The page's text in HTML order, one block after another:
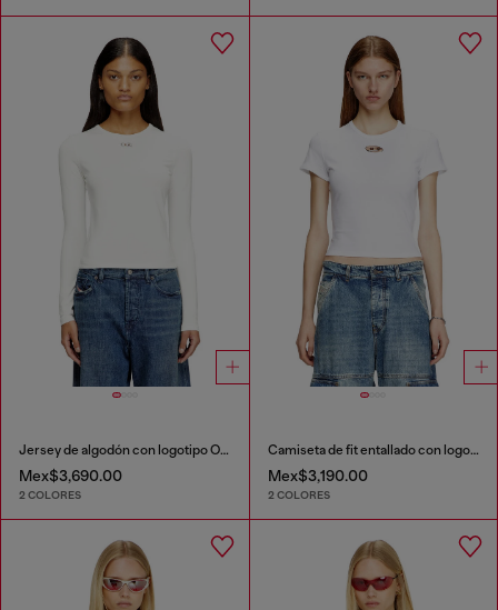
Jersey de algodón con logotipo Oval D
Mex$3,690.00
2 COLORES
Camiseta de fit entallado con logotipo Oval D recortado
Mex$3,190.00
2 COLORES